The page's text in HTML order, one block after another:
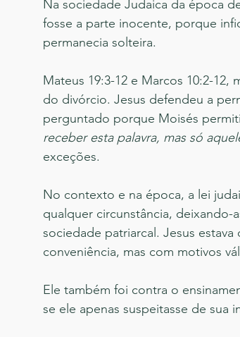
Na sociedade Judaica da época
fosse a parte inocente, porque
permanecia solteira.
Mateus 19:3-12 e Marcos 10:2-
do divórcio. Jesus defendeu a
perguntado porque Moisés
receber esta palavra, mas só
exceções.
No contexto e na época, a lei
qualquer circunstância, deixando-
sociedade patriarcal. Jesus
conveniência, mas com motivos
Ele também foi contra o
se ele apenas suspeitasse de